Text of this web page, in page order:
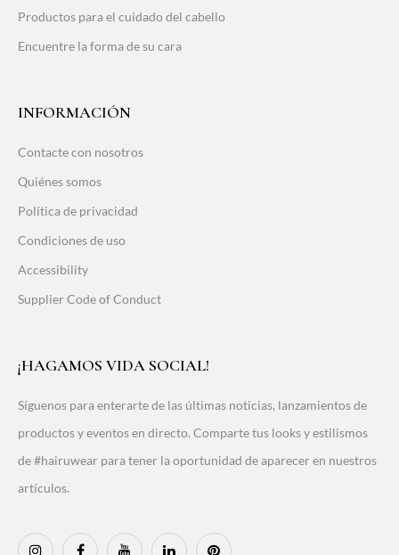
Productos para el cuidado del cabello
Encuentre la forma de su cara
INFORMACIÓN
Contacte con nosotros
Quiénes somos
Política de privacidad
Condiciones de uso
Accessibility
Supplier Code of Conduct
¡HAGAMOS VIDA SOCIAL!
Síguenos para enterarte de las últimas noticias, lanzamientos de
productos y eventos en directo. Comparte tus looks y estilismos
de #hairuwear para tener la oportunidad de aparecer en nuestros
artículos.